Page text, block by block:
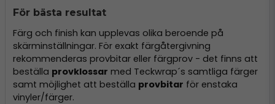
För bästa resultat
Färg och finish kan upplevas olika beroende på
skärminställningar. För exakt färgåtergivning
rekommenderas provbitar eller färgprov - det finns att
beställa provklossar med Teckwrap´s samtliga färger
samt möjlighet att beställa provbitar för enstaka
vinyler/färger.